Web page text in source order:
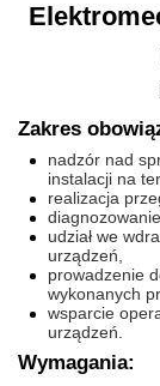
Zakres
nadzór nad
instalacji na
realizacja
udział we
urządzeń,
prowadzenie
wykonanych
wsparcie
urządzeń.
Wymagania: